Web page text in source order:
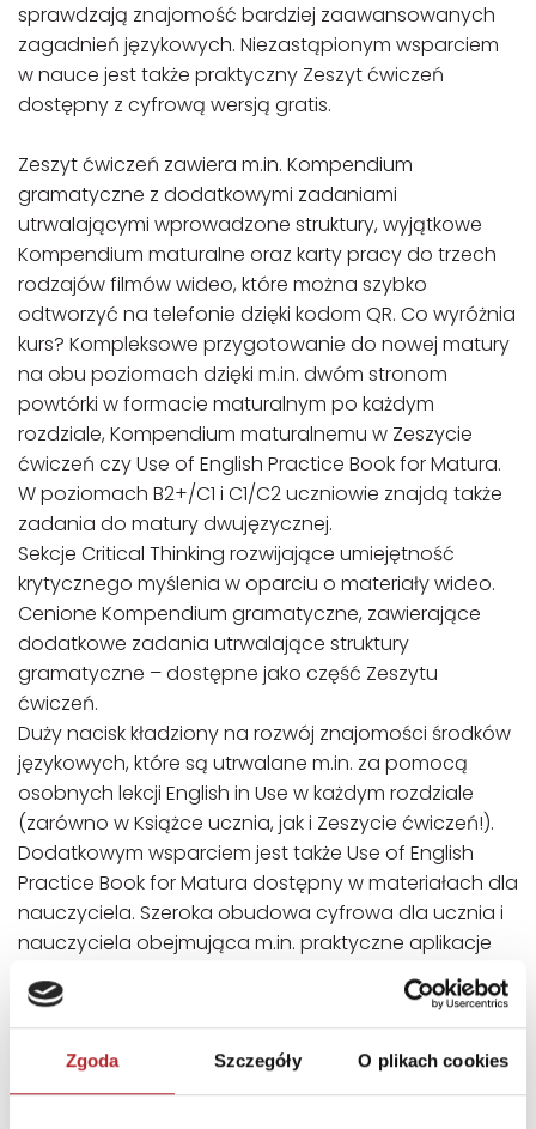
Zgoda Szczegóły O plikach cookies
sprawdzają znajomość bardziej zaawansowanych
zagadnień językowych. Niezastąpionym wsparciem
w nauce jest także praktyczny Zeszyt ćwiczeń
dostępny z cyfrową wersją gratis.
Zeszyt ćwiczeń zawiera m.in. Kompendium
gramatyczne z dodatkowymi zadaniami
utrwalającymi wprowadzone struktury, wyjątkowe
Kompendium maturalne oraz karty pracy do trzech
rodzajów filmów wideo, które można szybko
odtworzyć na telefonie dzięki kodom QR. Co wyróżnia
kurs? Kompleksowe przygotowanie do nowej matury
na obu poziomach dzięki m.in. dwóm stronom
powtórki w formacie maturalnym po każdym
rozdziale, Kompendium maturalnemu w Zeszycie
ćwiczeń czy Use of English Practice Book for Matura.
W poziomach B2+/C1 i C1/C2 uczniowie znajdą także
zadania do matury dwujęzycznej.
Sekcje Critical Thinking rozwijające umiejętność
krytycznego myślenia w oparciu o materiały wideo.
Cenione Kompendium gramatyczne, zawierające
dodatkowe zadania utrwalające struktury
gramatyczne – dostępne jako część Zeszytu
ćwiczeń.
Duży nacisk kładziony na rozwój znajomości środków
językowych, które są utrwalane m.in. za pomocą
osobnych lekcji English in Use w każdym rozdziale
(zarówno w Książce ucznia, jak i Zeszycie ćwiczeń!).
Dodatkowym wsparciem jest także Use of English
Practice Book for Matura dostępny w materiałach dla
nauczyciela. Szeroka obudowa cyfrowa dla ucznia i
nauczyciela obejmująca m.in. praktyczne aplikacje
oraz nagrania wideo. Książka nauczyciela dzięki której
nauczyciel będzie miał w zasięgu ręki niezbędne
materiały do pracy.